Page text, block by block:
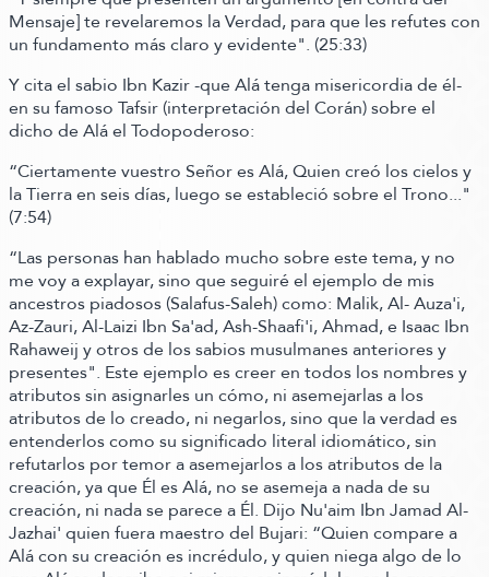
Mensaje]te revelaremos la Verdad, para que les refutes con
un fundamento más claro y evidente". (25:33)
Y cita el sabio Ibn Kazir -que Alá tenga misericordia de él-
en su famoso Tafsir(interpretación del Corán)sobre el
dicho de Alá el Todopoderoso:
“Ciertamente vuestro Señor es Alá, Quien creó los cielos y
la Tierra en seis días, luego se estableció sobre el Trono..."
(7:54)
“Las personas han hablado mucho sobre este tema, y no
me voy a explayar, sino que seguiré el ejemplo de mis
ancestros piadosos(Salafus-Saleh)como: Malik, Al- Auza'i,
Az-Zauri, Al-Laizi Ibn Sa'ad, Ash-Shaafi'i, Ahmad, e Isaac Ibn
Rahaweij y otros de los sabios musulmanes anteriores y
presentes". Este ejemplo es creer en todos los nombres y
atributos sin asignarles un cómo, ni asemejarlas a los
atributos de lo creado, ni negarlos, sino que la verdad es
entenderlos como su significado literal idiomático, sin
refutarlos por temor a asemejarlos a los atributos de la
creación, ya que Él es Alá, no se asemeja a nada de su
creación, ni nada se parece a Él. Dijo Nu'aim Ibn Jamad Al-
Jazhai' quien fuera maestro del Bujari: “Quien compare a
Alá con su creación es incrédulo, y quien niega algo de lo